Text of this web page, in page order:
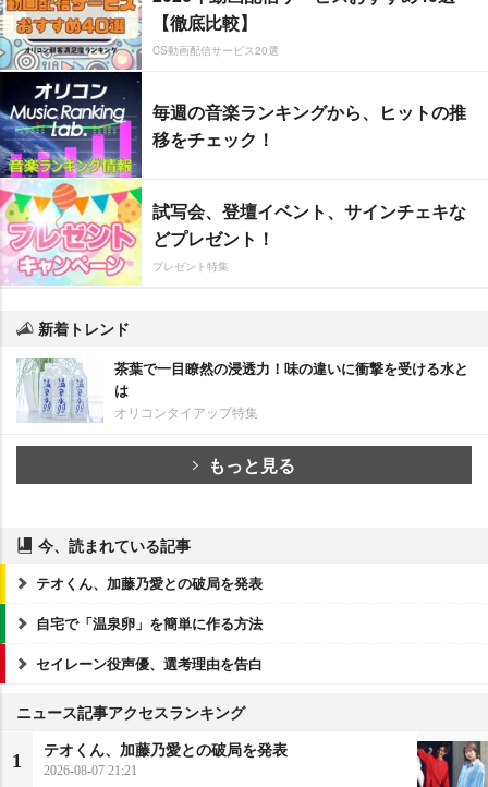
【徹底比較】
CS動画配信サービス20選
毎週の音楽ランキングから、ヒットの推
移をチェック！
試写会、登壇イベント、サインチェキな
どプレゼント！
プレゼント特集
新着トレンド
茶葉で一目瞭然の浸透力！味の違いに衝撃を受ける水と
は
オリコンタイアップ特集
もっと見る
今、読まれている記事
テオくん、加藤乃愛との破局を発表
自宅で「温泉卵」を簡単に作る方法
セイレーン役声優、選考理由を告白
ニュース記事アクセスランキング
1
テオくん、加藤乃愛との破局を発表
2026-08-07 21:21